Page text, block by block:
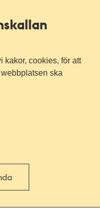
kakor, cookies, för att
ska